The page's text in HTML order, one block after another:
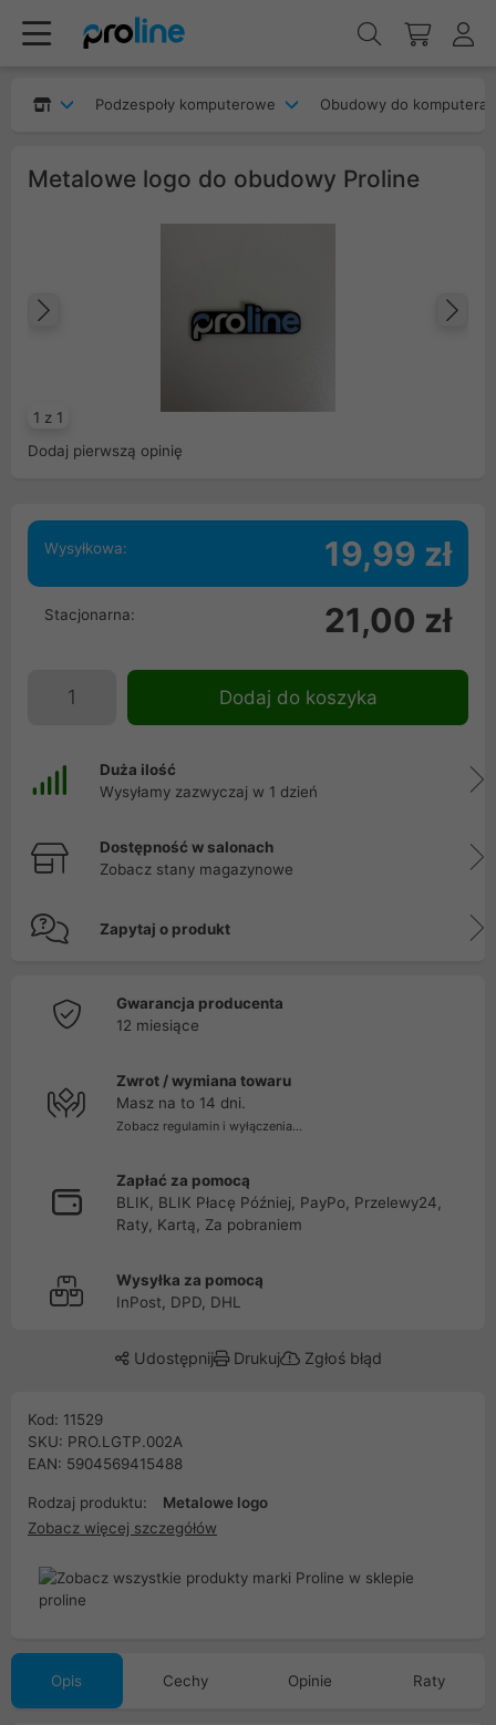
Podzespoły komputerowe Obudowy do komputera
Metalowe logo do obudowy Proline
1 z 1
Poprzedni
Dodaj pierwszą opinię
Wysyłkowa: 19,99 zł
Stacjonarna: 21,00 zł
Dodaj do koszyka
Duża ilość
Wysyłamy zazwyczaj w 1 dzień
Dostępność w salonach
Zobacz stany magazynowe
Zapytaj o produkt
Gwarancja producenta
12 miesiące
Zwrot / wymiana towaru
Masz na to 14 dni.
Zobacz regulamin i wyłączenia...
Zapłać za pomocą
BLIK, BLIK Płacę Później, PayPo, Przelewy24,
Raty, Kartą, Za pobraniem
Wysyłka za pomocą
InPost, DPD, DHL
Udostępnij Drukuj Zgłoś błąd
Kod: 11529
SKU: PRO.LGTP.002A
EAN: 5904569415488
Rodzaj produktu:
Metalowe logo
Zobacz więcej szczegółów
Opis Cechy Opinie Raty